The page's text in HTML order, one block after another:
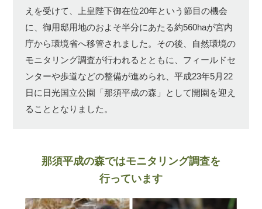
えを受けて、上皇陛下御在位20年という節目の機会
に、御用邸用地のおよそ半分にあたる約560haが宮内
庁から環境省へ移管されました。その後、自然環境の
モニタリング調査が行われるとともに、フィールドセ
ンターや歩道などの整備が進められ、平成23年5月22
日に日光国立公園「那須平成の森」として開園を迎え
ることとなりました。
那須平成の森ではモニタリング調査を
行っています